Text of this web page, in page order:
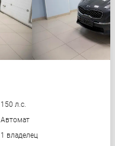
150 л.с.
Автомат
1 владелец